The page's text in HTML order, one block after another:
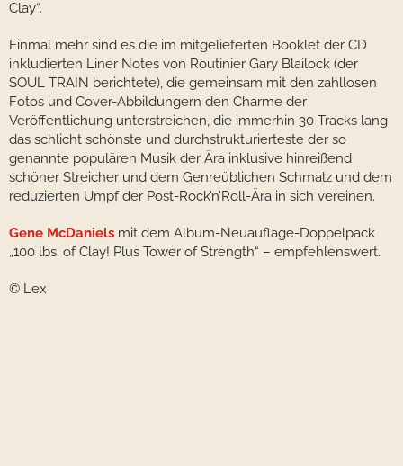
Clay“.
Einmal mehr sind es die im mitgelieferten Booklet der CD
inkludierten Liner Notes von Routinier Gary Blailock (der
SOUL TRAIN berichtete), die gemeinsam mit den zahllosen
Fotos und Cover-Abbildungern den Charme der
Veröffentlichung unterstreichen, die immerhin 30 Tracks lang
das schlicht schönste und durchstrukturierteste der so
genannte populären Musik der Ära inklusive hinreißend
schöner Streicher und dem Genreüblichen Schmalz und dem
reduzierten Umpf der Post-Rock’n’Roll-Ära in sich vereinen.
Gene McDaniels mit dem Album-Neuauflage-Doppelpack
„100 lbs. of Clay! Plus Tower of Strength“ – empfehlenswert.
© Lex